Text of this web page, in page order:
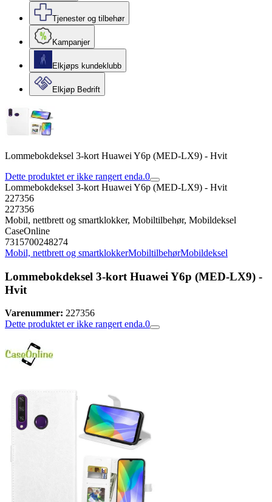
Tjenester og tilbehør
Kampanjer
Elkjøps kundeklubb
Elkjøp Bedrift
Lommebokdeksel 3-kort Huawei Y6p (MED-LX9) - Hvit
Dette produktet er ikke rangert enda.0
Lommebokdeksel 3-kort Huawei Y6p (MED-LX9) - Hvit
227356
227356
Mobil, nettbrett og smartklokker, Mobiltilbehør, Mobildeksel
CaseOnline
7315700248274
Mobil, nettbrett og smartklokkerMobiltilbehørMobildeksel
Lommebokdeksel 3-kort Huawei Y6p (MED-LX9) -
Hvit
Varenummer: 227356
Dette produktet er ikke rangert enda.0